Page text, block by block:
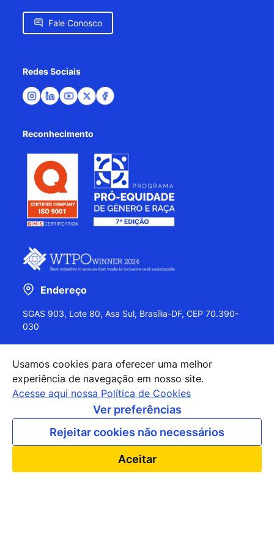
Fale Conosco
Redes Sociais
Reconhecimento
Endereço
SGAS 903, Lote 80, Asa Sul, Brasília-DF, CEP 70.390-
030
+55 (61) 2027-0202
+55 (61) 2027-0203
apexbrasil@apexbrasil.com.br
Nossos escritórios pelo mundo
Usamos cookies para oferecer uma melhor
experiência de navegação em nosso site.
Acesse aqui nossa Política de Cookies
Ver preferências
Rejeitar cookies não necessários
Aceitar